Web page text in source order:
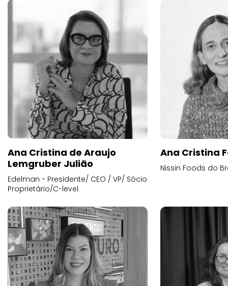
Ana Cristina de Araujo
Lemgruber Julião
Edelman - Presidente/ CEO / VP/ Sócio
Proprietário/C-level
Ana Cristina
Nissin Foods do